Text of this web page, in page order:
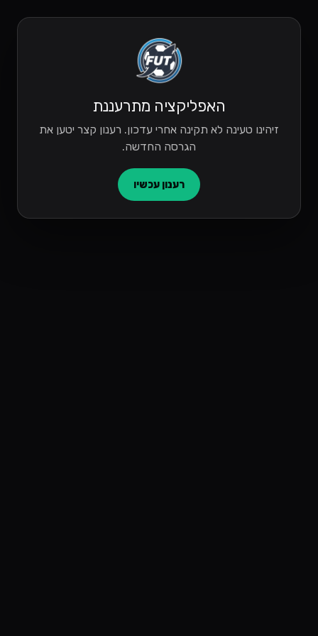
האפליקציה מתרעננת
זיהינו טעינה לא תקינה אחרי עדכון. רענון קצר יטען את
הגרסה החדשה.
רענון עכשיו